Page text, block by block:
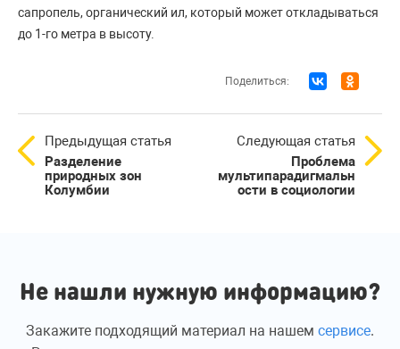
сапропель, органический ил, который может откладываться
до 1-го метра в высоту.
Поделиться:
Предыдущая статья
Разделение
природных зон
Колумбии
Следующая статья
Проблема
мультипарадигмальн
ости в социологии
Не нашли нужную информацию?
Закажите подходящий материал на нашем сервисе.